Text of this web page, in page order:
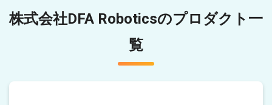
株式会社DFA Roboticsのプロダクト一
覧